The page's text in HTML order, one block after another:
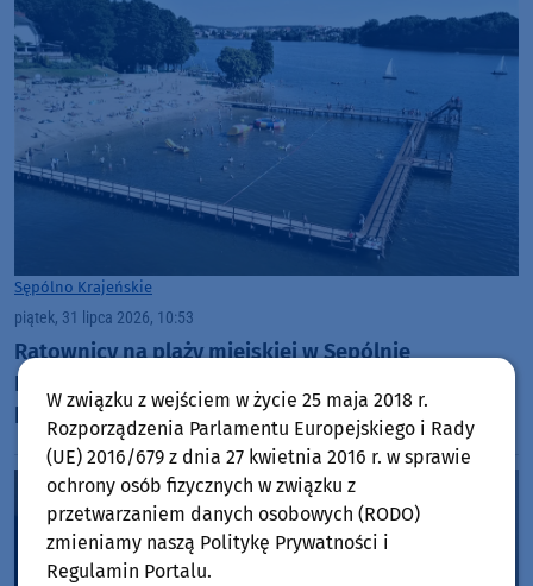
Sępólno Krajeńskie
piątek, 31 lipca 2026, 10:53
Ratownicy na plaży miejskiej w Sępólnie
Krajeńskim wyciągali z wody matkę z dzieckiem,
którzy postanowili zeskoczyć z deski SUP i
popływać w jeziorze
W związku z wejściem w życie 25 maja 2018 r.
Rozporządzenia Parlamentu Europejskiego i Rady
(UE) 2016/679 z dnia 27 kwietnia 2016 r. w sprawie
ochrony osób fizycznych w związku z
przetwarzaniem danych osobowych (RODO)
zmieniamy naszą Politykę Prywatności i
Regulamin Portalu.